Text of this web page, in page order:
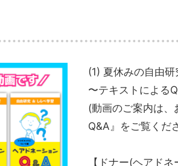
(1) 夏休みの自由研
〜テキストによる
(動画のご案内は、
Q&A』をご覧くだ
【ドナー(ヘアド